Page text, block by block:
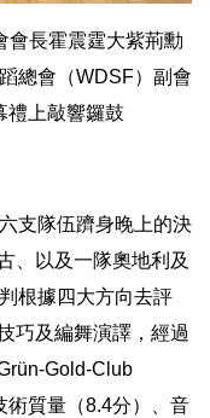
會長霍震霆大紫荊勳
總會（WDSF）副會
禮上敲響鑼鼓
支隊伍躋身晚上的決
、以及一隊奧地利及
根據四大方向去評
巧及編舞演譯， 經過
Gold-Club
質量（8.4分）、 音